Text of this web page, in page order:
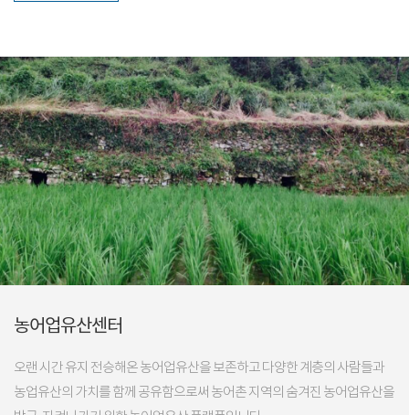
농어업유산센터
오랜 시간 유지 전승해온 농어업유산을 보존하고 다양한 계층의 사람들과
농업유산의 가치를 함께 공유함으로써 농어촌 지역의 숨겨진 농어업유산을